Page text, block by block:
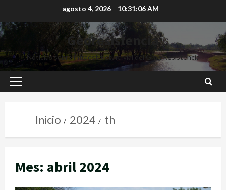
agosto 4, 2026 10:31:07 AM
Georesistencia
Noticias sobre infraestructura vial del Gran Resistencia
Inicio 2024 th
Mes: abril 2024